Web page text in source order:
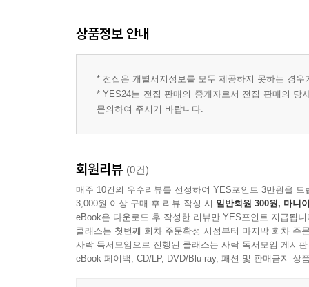
상품정보 안내
* 전집은 개별서지정보를 모두 제공하지 못하는 경
* YES24는 전집 판매의 중개자로서 전집 판매의 당
문의하여 주시기 바랍니다.
회원리뷰 (0건)
매주 10건의 우수리뷰를 선정하여 YES포인트 3만원을 드
3,000원 이상 구매 후 리뷰 작성 시 일반회원 300원, 마니
eBook은 다운로드 후 작성한 리뷰만 YES포인트 지급됩니
클래스는 첫번째 회차 주문확정 시점부터 마지막 회차 주
사락 독서모임으로 진행된 클래스는 사락 독서모임 게시
eBook 페이백, CD/LP, DVD/Blu-ray, 패션 및 판매금지 상